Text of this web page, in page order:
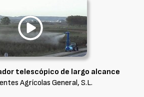
telescópico de largo alcance
Agrícolas General, S.L.